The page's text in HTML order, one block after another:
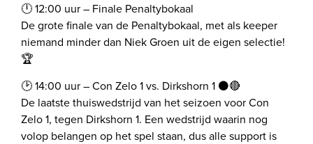
🕛 12:00 uur – Finale Penaltybokaal
De grote finale van de Penaltybokaal, met als keeper
niemand minder dan Niek Groen uit de eigen selectie!
🏆
🕑 14:00 uur – Con Zelo 1 vs. Dirkshorn 1 ⚫️🔴
De laatste thuiswedstrijd van het seizoen voor Con
Zelo 1, tegen Dirkshorn 1. Een wedstrijd waarin nog
volop belangen op het spel staan, dus alle support is